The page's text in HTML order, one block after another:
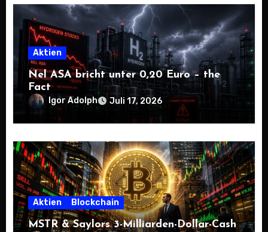
Aktien
Nel ASA bricht unter 0,20 Euro – the
Fact
Igor Adolph Juli 17, 2026
Aktien Blockchain
MSTR & Saylors 3-Milliarden-Dollar-Cash